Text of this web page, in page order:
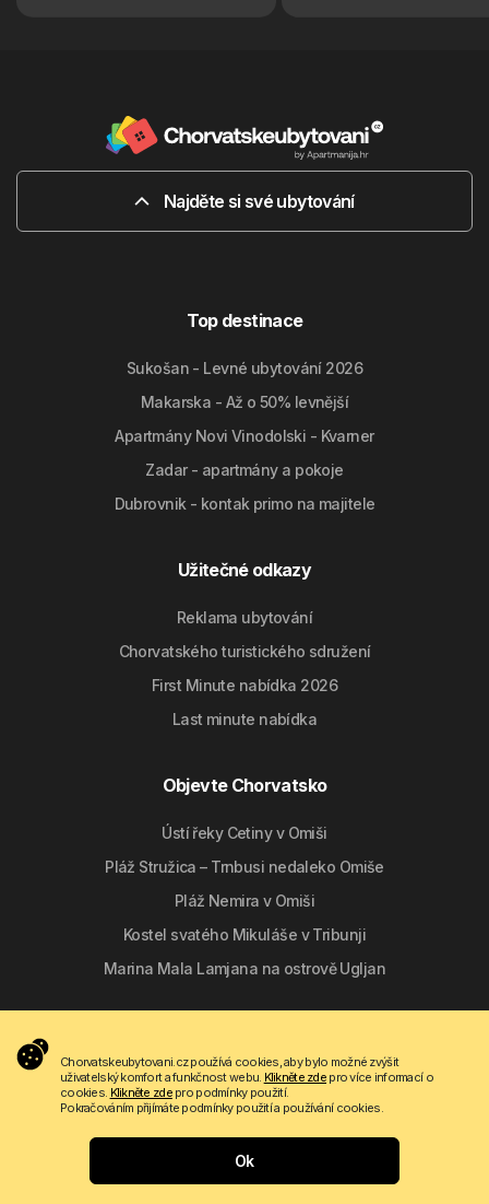
Najděte si své ubytování
Top destinace
Sukošan - Levné ubytování 2026
Makarska - Až o 50% levnější
Apartmány Novi Vinodolski - Kvarner
Zadar - apartmány a pokoje
Dubrovnik - kontak primo na majitele
Užitečné odkazy
Reklama ubytování
Chorvatského turistického sdružení
First Minute nabídka 2026
Last minute nabídka
Objevte Chorvatsko
Ústí řeky Cetiny v Omiši
Pláž Stružica – Trnbusi nedaleko Omiše
Pláž Nemira v Omiši
Kostel svatého Mikuláše v Tribunji
Marina Mala Lamjana na ostrově Ugljan
Copyright © 2009 - 2026 Do-bra d.o.o.
Kontakt
O nás Podmínky použití Apartmanija.hr
Chorvatskeubytovani.cz používá cookies, aby bylo možné zvýšit
uživatelský komfort a funkčnost webu. Klikněte zde pro více informací o
cookies. Klikněte zdepro podmínky použití.
Pokračováním přijímáte podmínky použití a používání cookies.
Ok